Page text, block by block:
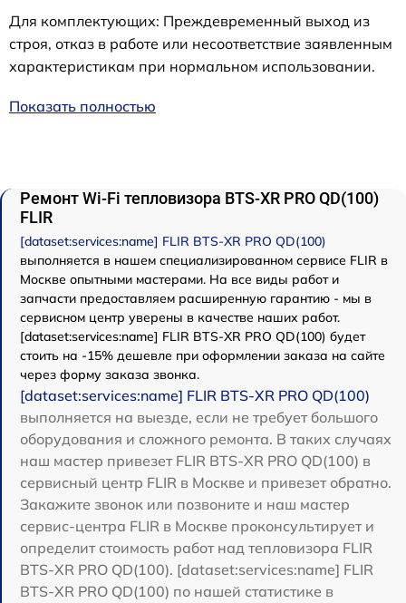
Для комплектующих: Преждевременный выход из
строя, отказ в работе или несоответствие заявленным
характеристикам при нормальном использовании.
Показать полностью
Ремонт Wi-Fi тепловизора BTS-XR PRO QD(100)
FLIR
[dataset:services:name] FLIR BTS-XR PRO QD(100)
выполняется в нашем специализированном сервисе FLIR в
Москве опытными мастерами. На все виды работ и
запчасти предоставляем расширенную гарантию - мы в
сервисном центр уверены в качестве наших работ.
[dataset:services:name] FLIR BTS-XR PRO QD(100) будет
стоить на -15% дешевле при оформлении заказа на сайте
через форму заказа звонка.
[dataset:services:name] FLIR BTS-XR PRO QD(100)
выполняется на выезде, если не требует большого
оборудования и сложного ремонта. В таких случаях
наш мастер привезет FLIR BTS-XR PRO QD(100) в
сервисный центр FLIR в Москве и привезет обратно.
Закажите звонок или позвоните и наш мастер
сервис-центра FLIR в Москве проконсультирует и
определит стоимость работ над тепловизора FLIR
BTS-XR PRO QD(100). [dataset:services:name] FLIR
BTS-XR PRO QD(100) по нашей статистике в